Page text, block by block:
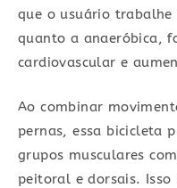
que o usuário
quanto a anaeróbica,
cardiovascular e
Ao combinar
pernas, essa bicicleta
grupos musculares
peitoral e dorsais.